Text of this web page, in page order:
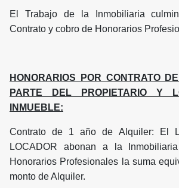
El Trabajo de la Inmobiliaria
Contrato y cobro de Honorarios
HONORARIOS POR CONTRATO
PARTE DEL PROPIETARIO Y
INMUEBLE:
Contrato de 1 año de Alquiler: El
LOCADOR abonan a la
Honorarios Profesionales la suma
monto de Alquiler.